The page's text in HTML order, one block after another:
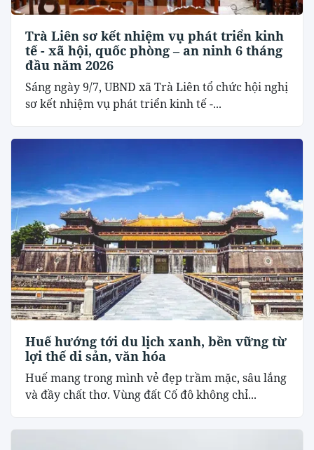
Trà Liên sơ kết nhiệm vụ phát triển kinh
tế - xã hội, quốc phòng – an ninh 6 tháng
đầu năm 2026
Sáng ngày 9/7, UBND xã Trà Liên tổ chức hội nghị
sơ kết nhiệm vụ phát triển kinh tế -...
Huế hướng tới du lịch xanh, bền vững từ
lợi thế di sản, văn hóa
Huế mang trong mình vẻ đẹp trầm mặc, sâu lắng
và đầy chất thơ. Vùng đất Cố đô không chỉ...